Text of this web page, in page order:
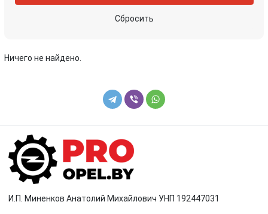
Сбросить
Ничего не найдено.
И.П. Миненков Анатолий Михайлович УНП 192447031